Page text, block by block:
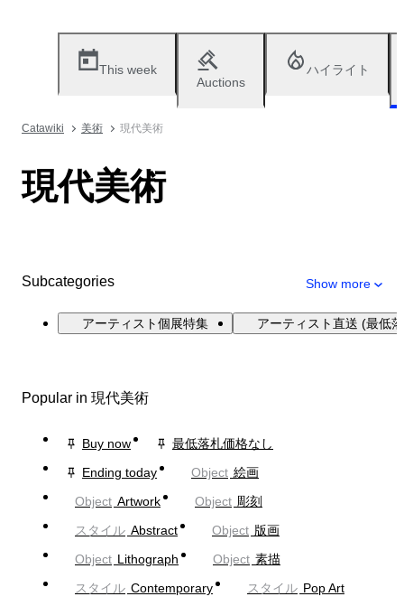
This week
Auctions
ハイライト
Catawiki 美術 現代美術
現代美術
Subcategories Show more
アーティスト個展特集 アーティスト直送 (最低
Popular in 現代美術
Buy now
最低落札価格なし
Ending today
Object 絵画
Object Artwork Object 彫刻
スタイル Abstract Object 版画
Object Lithograph Object 素描
スタイル Contemporary スタイル Pop Art